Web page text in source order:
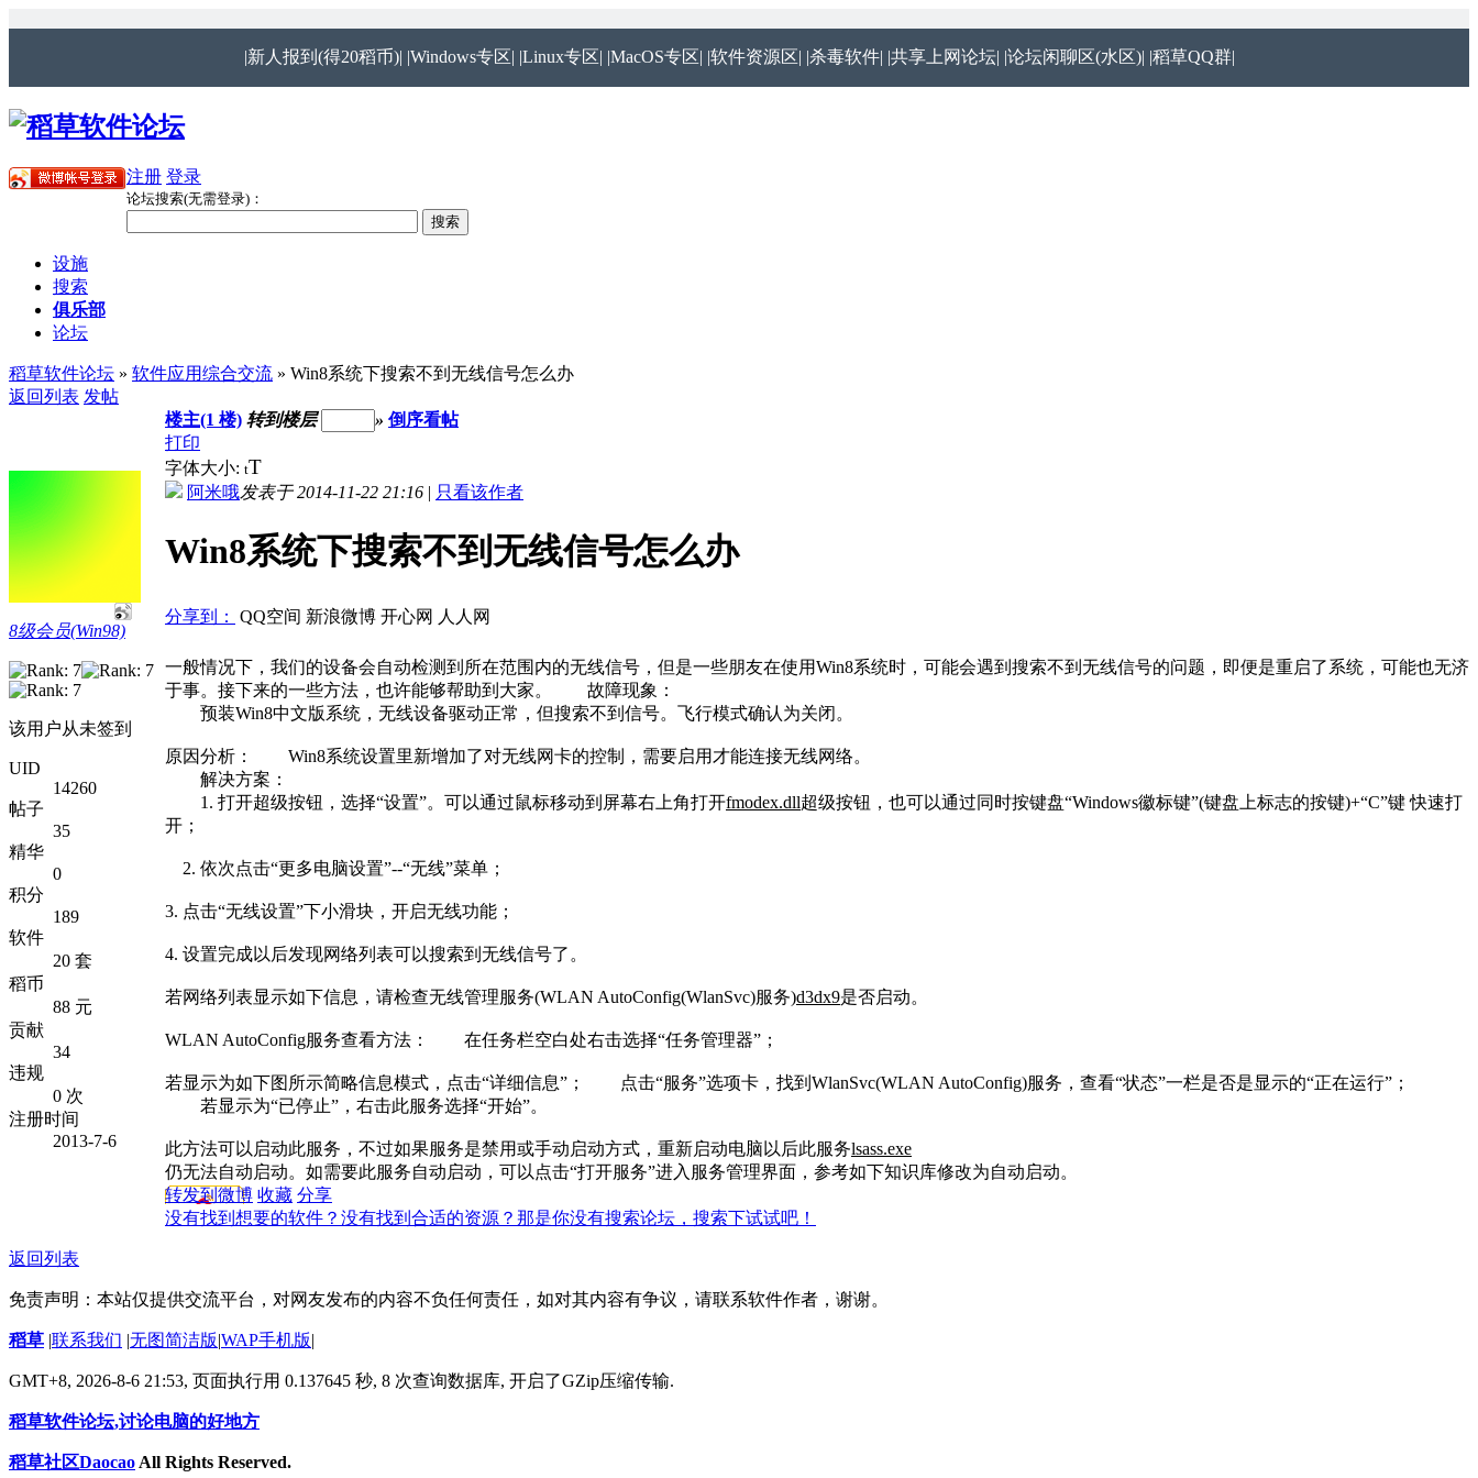
|新人报到(得20稻币)| |Windows专区| |Linux专区| |MacOS专区| |软件资源区| |杀毒软件| |共享上网论坛| |论坛闲聊区(水区)| |稻草QQ群|
注册 登录
论坛搜索(无需登录)：
设施
搜索
俱乐部
论坛
稻草软件论坛 » 软件应用综合交流 » Win8系统下搜索不到无线信号怎么办
返回列表 发帖
8级会员(Win98)
该用户从未签到
UID
14260
帖子
35
精华
0
积分
189
软件
20 套
稻币
88 元
贡献
34
违规
0 次
注册时间
2013-7-6
楼主(1 楼) 转到楼层 » 倒序看帖
打印
字体大小: tT
阿米哦发表于 2014-11-22 21:16 | 只看该作者
Win8系统下搜索不到无线信号怎么办
分享到： QQ空间 新浪微博 开心网 人人网
一般情况下，我们的设备会自动检测到所在范围内的无线信号，但是一些朋友在使用Win8系统时，可能会遇到搜索不到无线信号的问题，即便是重启了系统，可能也无济
于事。接下来的一些方法，也许能够帮助到大家。 故障现象：
预装Win8中文版系统，无线设备驱动正常，但搜索不到信号。飞行模式确认为关闭。
原因分析： Win8系统设置里新增加了对无线网卡的控制，需要启用才能连接无线网络。
解决方案：
1. 打开超级按钮，选择“设置”。可以通过鼠标移动到屏幕右上角打开fmodex.dll超级按钮，也可以通过同时按键盘“Windows徽标键”(键盘上标志的按键)+“C”键 快速打
开；
2. 依次点击“更多电脑设置”--“无线”菜单；
3. 点击“无线设置”下小滑块，开启无线功能；
4. 设置完成以后发现网络列表可以搜索到无线信号了。
若网络列表显示如下信息，请检查无线管理服务(WLAN AutoConfig(WlanSvc)服务)d3dx9是否启动。
WLAN AutoConfig服务查看方法： 在任务栏空白处右击选择“任务管理器”；
若显示为如下图所示简略信息模式，点击“详细信息”； 点击“服务”选项卡，找到WlanSvc(WLAN AutoConfig)服务，查看“状态”一栏是否是显示的“正在运行”；
若显示为“已停止”，右击此服务选择“开始”。
此方法可以启动此服务，不过如果服务是禁用或手动启动方式，重新启动电脑以后此服务lsass.exe
仍无法自动启动。如需要此服务自动启动，可以点击“打开服务”进入服务管理界面，参考如下知识库修改为自动启动。
转发到微博 收藏 分享
没有找到想要的软件？没有找到合适的资源？那是你没有搜索论坛，搜索下试试吧！
返回列表
免责声明：本站仅提供交流平台，对网友发布的内容不负任何责任，如对其内容有争议，请联系软件作者，谢谢。
稻草 |联系我们 |无图简洁版|WAP手机版|
GMT+8, 2026-8-6 21:53, 页面执行用 0.137645 秒, 8 次查询数据库, 开启了GZip压缩传输.
稻草软件论坛,讨论电脑的好地方
稻草社区Daocao All Rights Reserved.